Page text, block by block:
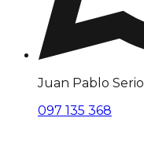
Juan Pablo Serio
097 135 368